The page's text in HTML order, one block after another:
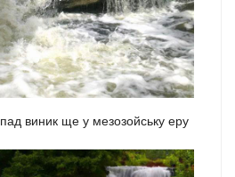
виник ще у мезозойську еру